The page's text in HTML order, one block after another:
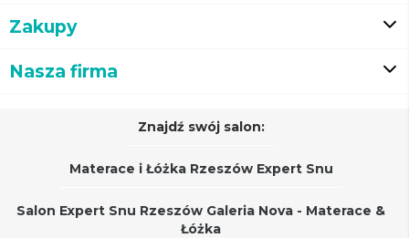
Zakupy
Nasza firma
Znajdź swój salon:
Materace i Łóżka Rzeszów Expert Snu
Salon Expert Snu Rzeszów Galeria Nova - Materace &
Łóżka